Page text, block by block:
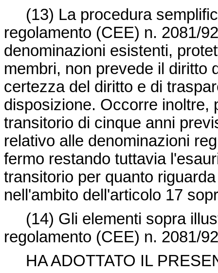
(13) La procedura
regolamento (CEE) n. 2081/
denominazioni esistenti,
membri, non prevede il diritto
certezza del diritto e di
disposizione. Occorre inoltre,
transitorio di cinque anni
relativo alle denominazioni
fermo restando tuttavia
transitorio per quanto
nell'ambito dell'articolo 17
(14) Gli elementi sopra
regolamento (CEE) n. 2081/
HA ADOTTATO IL